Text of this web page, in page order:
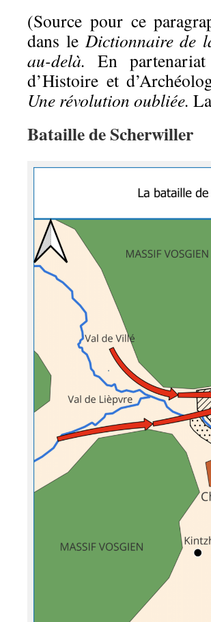
(Source pour ce
dans leDictionnaire de
au-delà. En
d’Histoire et
Une révolution oubliée.
Bataille de Scherwiller